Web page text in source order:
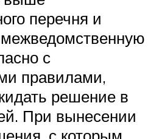
перечня и
с
правилами,
решение в
При вынесении